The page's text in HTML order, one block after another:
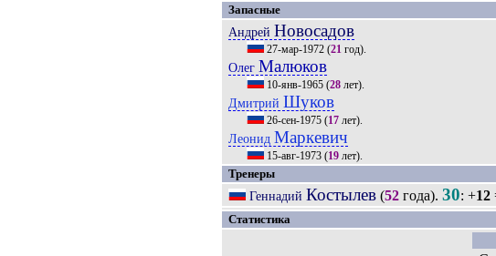
Запасные
Андрей Новосадов
27-мар-1972 (21 год).
Олег Малюков
10-янв-1965 (28 лет).
Дмитрий Шуков
26-сен-1975 (17 лет).
Леонид Маркевич
15-авг-1973 (19 лет).
Тренеры
Геннадий Костылев (52 года).30: +12
Статистика